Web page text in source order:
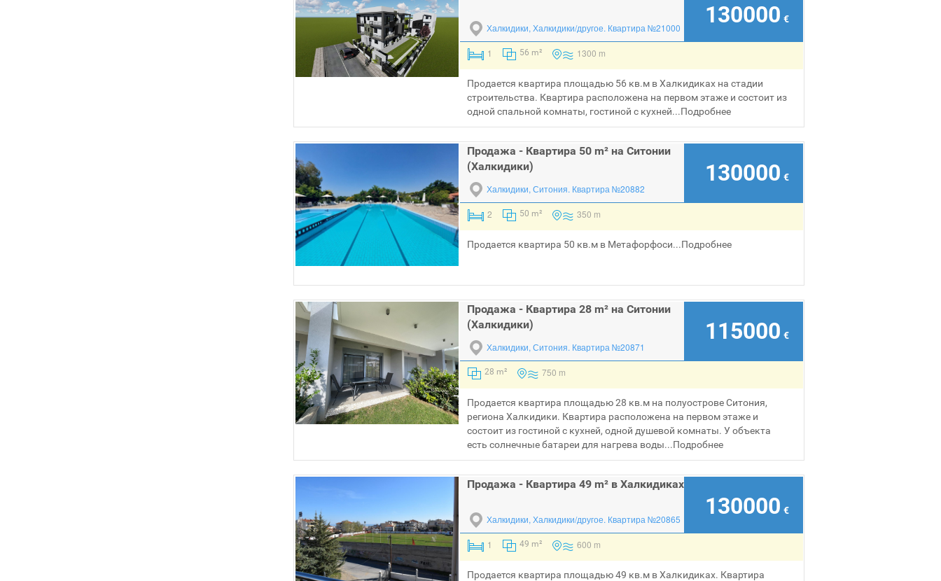
130000 €
Халкидики, Халкидики/другое. Квартира №21000
1 56 m² 1300 m
Продается квартира площадью 56 кв.м в Халкидиках на стадии
строительства. Квартира расположена на первом этаже и состоит из
одной спальной комнаты, гостиной с кухней...Подробнее
Продажа - Квартира 50 m² на Ситонии
(Халкидики)
130000 €
Халкидики, Ситония. Квартира №20882
2 50 m² 350 m
Продается квартира 50 кв.м в Метафорфоси...Подробнее
Продажа - Квартира 28 m² на Ситонии
(Халкидики)
115000 €
Халкидики, Ситония. Квартира №20871
28 m² 750 m
Продается квартира площадью 28 кв.м на полуострове Ситония,
региона Халкидики. Квартира расположена на первом этаже и
состоит из гостиной с кухней, одной душевой комнаты. У объекта
есть солнечные батареи для нагрева воды...Подробнее
Продажа - Квартира 49 m² в Халкидиках
130000 €
Халкидики, Халкидики/другое. Квартира №20865
1 49 m² 600 m
Продается квартира площадью 49 кв.м в Халкидиках. Квартира